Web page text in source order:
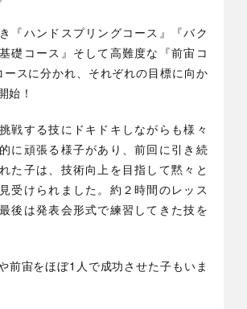
『ハンドスプリングコース』『バク
礎コース』そして高難度な『前宙コ
ースに分かれ、それぞれの目標に向か
始！
戦する技にドキドキしながらも様々
に頑張る様子があり、前回に引き続
た子は、技術向上を目指して黙々と
受けられました。約２時間のレッス
後は発表会形式で練習してきた技を
前宙をほぼ1人で成功させた子もいま